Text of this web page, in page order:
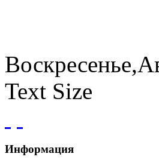
Text Size
Информация